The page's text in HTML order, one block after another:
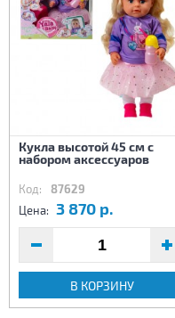
Кукла высотой 45 см с
набором аксессуаров
Код: 87629
Цена: 3 870 р.
В КОРЗИНУ